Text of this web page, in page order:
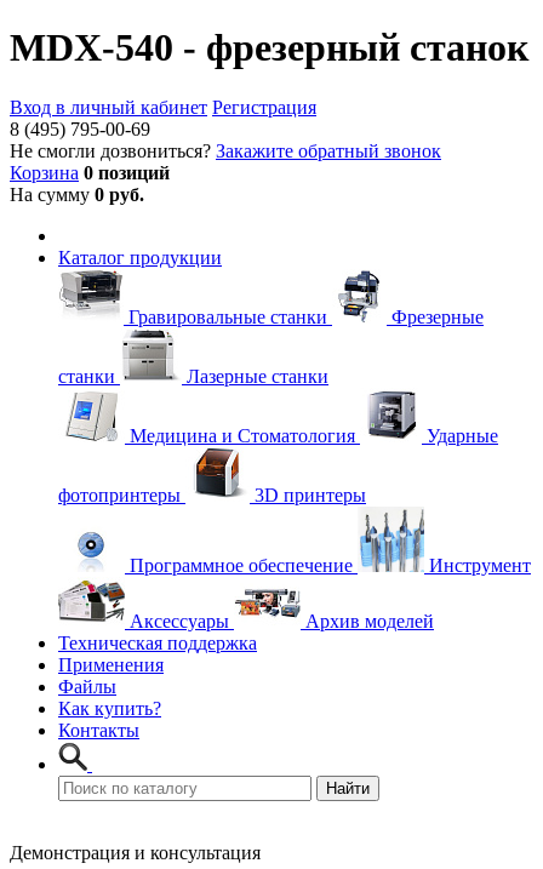
MDX-540 - фрезерный станок
Вход в личный кабинет Регистрация
8 (495) 795-00-69
Не смогли дозвониться? Закажите обратный звонок
Корзина 0 позиций
На сумму 0 руб.
Каталог продукции
Гравировальные станки Фрезерные
станки Лазерные станки
Медицина и Стоматология Ударные
фотопринтеры 3D принтеры
Программное обеспечение Инструмент
Аксессуары
Архив моделей
Техническая поддержка
Применения
Файлы
Как купить?
Контакты
Демонстрация и консультация